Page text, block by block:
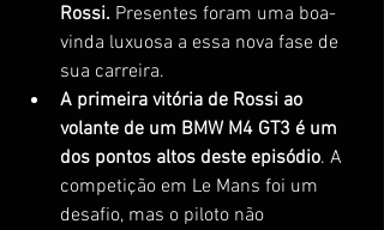
Rossi. Presentes foram uma boa-
vinda luxuosa a essa nova fase de
sua carreira.
A primeira vitória de Rossi ao
volante de um BMW M4 GT3 é um
dos pontos altos deste episódio. A
competição em Le Mans foi um
desafio, mas o piloto não